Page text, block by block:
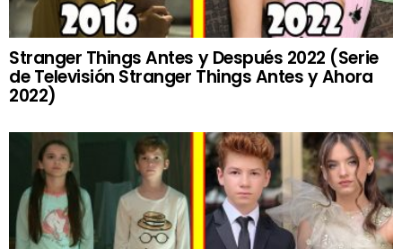
Stranger Things Antes y Después 2022 (Serie
de Televisión Stranger Things Antes y Ahora
2022)